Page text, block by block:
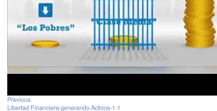
Previous
Libertad Financiera generando Activos-1-1